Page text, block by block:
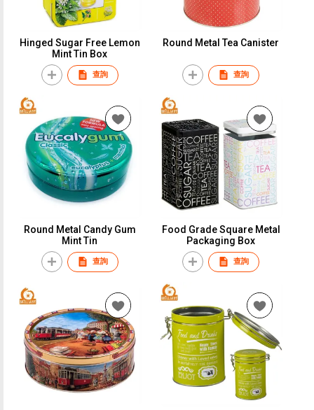
Hinged Sugar Free Lemon
Mint Tin Box
查詢
Round Metal Tea Canister
查詢
Round Metal Candy Gum
Mint Tin
查詢
Food Grade Square Metal
Packaging Box
查詢